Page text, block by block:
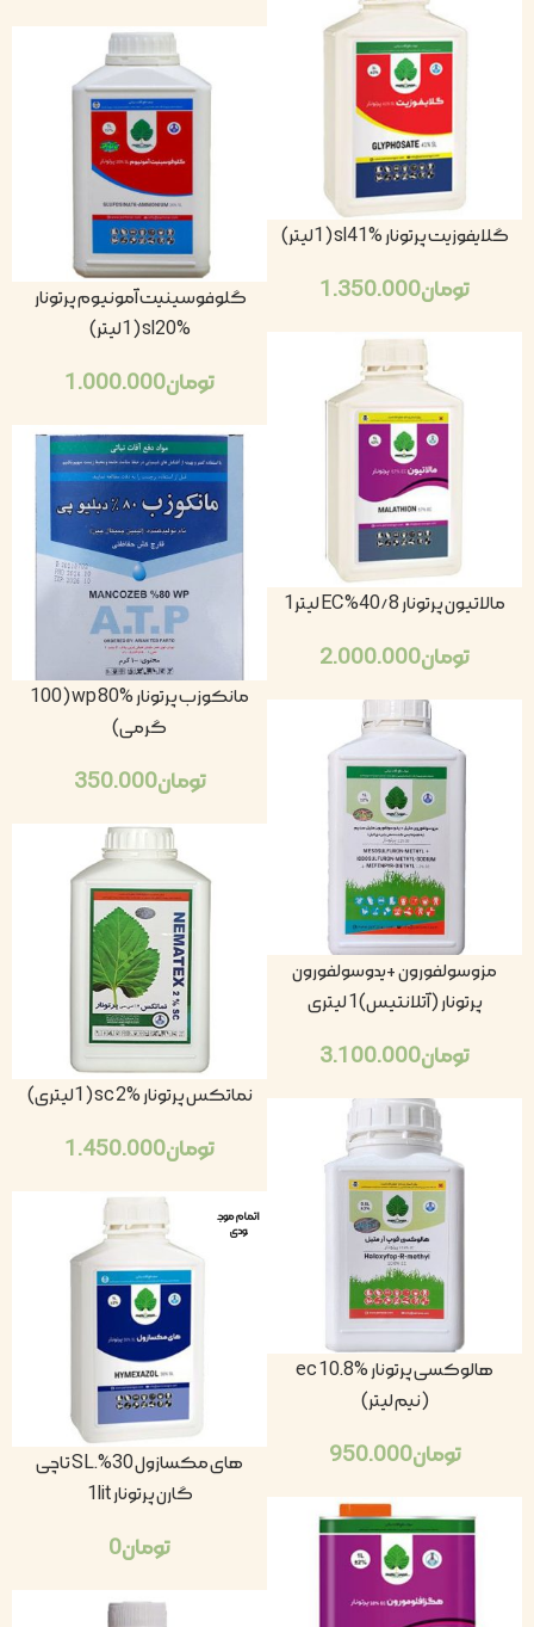
گلایفوزیت پرتونار sl41% (1لیتر)
تومان1.350.000
گلوفوسینیت آمونیوم پرتونار
sl20% (1لیتر)
تومان1.000.000
مالاتیون پرتونار 40/8% EC لیتر1
تومان2.000.000
مانکوزب پرتونار wp 80% (100
گرمی)
تومان350.000
مزوسولفورون +یدوسولفورون
پرتونار (آتلانتیس)1 لیتری
تومان3.100.000
نماتکس پرتونار sc 2% (1لیتری)
تومان1.450.000
هالوکسی پرتونار ec 10.8%
(نیم لیتر)
تومان950.000
اتمام موج
ودی
های مکسازول 30%.SL تاچی
گارن پرتونار 1lit
تومان0